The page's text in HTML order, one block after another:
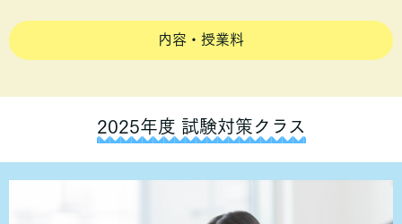
内容・授業料
2025年度 試験対策クラス